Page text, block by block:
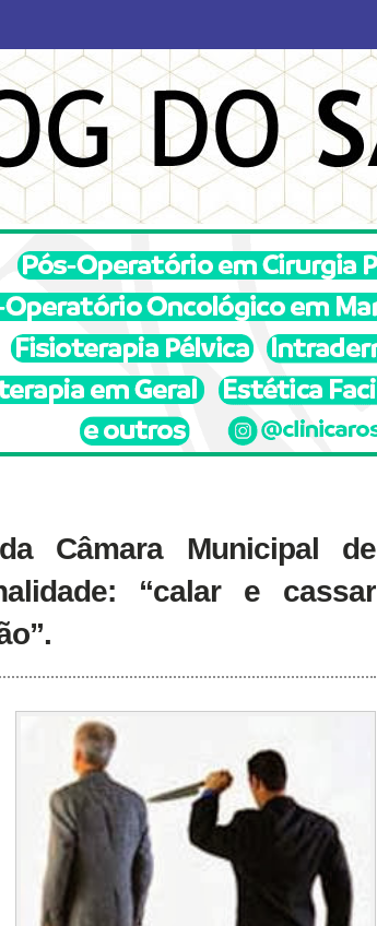
Câmara Municipal de
“calar e cassar